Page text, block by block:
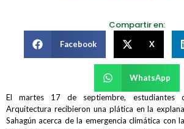
Compartir en:
Facebook X
WhatsApp
El martes 17 de septiembre, estudiantes
Arquitectura recibieron una plática en la
Sahagún acerca de la emergencia climática con